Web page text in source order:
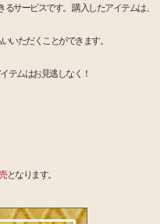
サービスです。.購入したアイテムは、
いただくことができます。
テムはお見逃しなく！
となります。